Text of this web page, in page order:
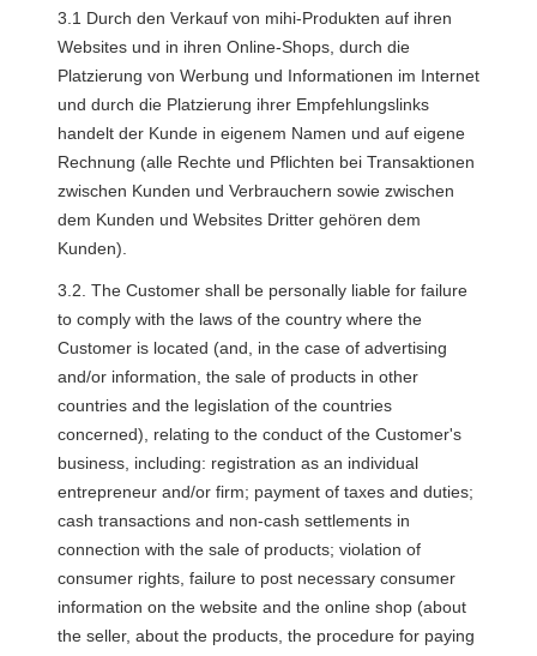
3.1 Durch den Verkauf von mihi-Produkten auf ihren
Websites und in ihren Online-Shops, durch die
Platzierung von Werbung und Informationen im Internet
und durch die Platzierung ihrer Empfehlungslinks
handelt der Kunde in eigenem Namen und auf eigene
Rechnung (alle Rechte und Pflichten bei Transaktionen
zwischen Kunden und Verbrauchern sowie zwischen
dem Kunden und Websites Dritter gehören dem
Kunden).
3.2. The Customer shall be personally liable for failure
to comply with the laws of the country where the
Customer is located (and, in the case of advertising
and/or information, the sale of products in other
countries and the legislation of the countries
concerned), relating to the conduct of the Customer's
business, including: registration as an individual
entrepreneur and/or firm; payment of taxes and duties;
cash transactions and non-cash settlements in
connection with the sale of products; violation of
consumer rights, failure to post necessary consumer
information on the website and the online shop (about
the seller, about the products, the procedure for paying